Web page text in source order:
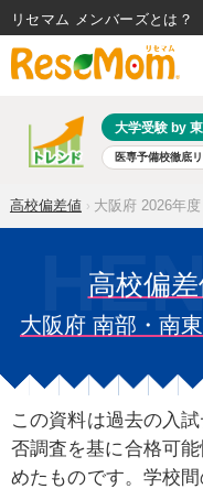
大学受験 by
医専予備校徹底
共通テスト 夏休み 8
自由研究教材（小学生向け）
ランキング
高校偏差値 大阪府 2026年度
高校偏
大阪府 南部・南
この資料は過去の入
否調査を基に合格可
めたものです。学校
リセマム メンバーズ